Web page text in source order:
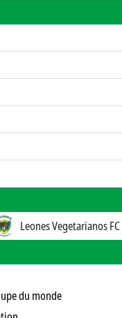
Leones Vegetarianos FC
du monde